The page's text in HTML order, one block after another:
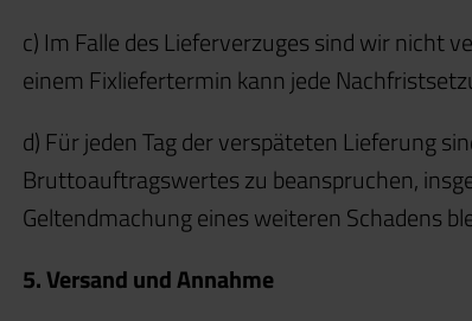
c) Im Falle des Lieferverzuges sind wir nicht
einem Fixliefertermin kann jede
d) Für jeden Tag der verspäteten Lieferung
Bruttoauftragswertes zu beanspruchen,
Geltendmachung eines weiteren Schadens
5. Versand und Annahme